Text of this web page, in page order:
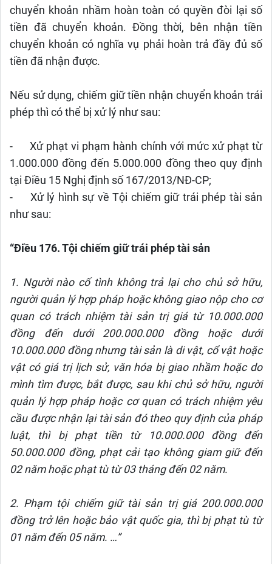
chuyển khoản nhầm hoàn toàn có quyền đòi lại số
tiền đã chuyển khoản. Đồng thời, bên nhận tiền
chuyển khoản có nghĩa vụ phải hoàn trả đầy đủ số
tiền đã nhận được.
Nếu sử dụng, chiếm giữ tiền nhận chuyển khoản trái
phép thì có thể bị xử lý như sau:
-
Xử phạt vi phạm hành chính với mức xử phạt từ
1.000.000 đồng đến 5.000.000 đồng theo quy định
tại Điều 15 Nghị định số 167/2013/NĐ-CP;
-
Xử lý hình sự về Tội chiếm giữ trái phép tài sản
như sau:
“Điều 176. Tội chiếm giữ trái phép tài sản
1. Người nào cố tình không trả lại cho chủ sở hữu,
người quản lý hợp pháp hoặc không giao nộp cho cơ
quan có trách nhiệm tài sản trị giá từ 10.000.000
đồng đến dưới 200.000.000 đồng hoặc dưới
10.000.000 đồng nhưng tài sản là di vật, cổ vật hoặc
vật có giá trị lịch sử, văn hóa bị giao nhầm hoặc do
mình tìm được, bắt được, sau khi chủ sở hữu, người
quản lý hợp pháp hoặc cơ quan có trách nhiệm yêu
cầu được nhận lại tài sản đó theo quy định của pháp
luật, thì bị phạt tiền từ 10.000.000 đồng đến
50.000.000 đồng, phạt cải tạo không giam giữ đến
02 năm hoặc phạt tù từ 03 tháng đến 02 năm.
2. Phạm tội chiếm giữ tài sản trị giá 200.000.000
đồng trở lên hoặc bảo vật quốc gia, thì bị phạt tù từ
01 năm đến 05 năm. …”